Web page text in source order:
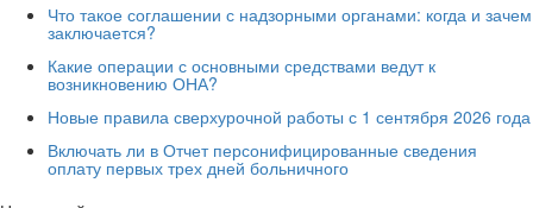
Что такое соглашении с надзорными органами: когда и зачем
заключается?
Какие операции с основными средствами ведут к
возникновению ОНА?
Новые правила сверхурочной работы с 1 сентября 2026 года
Включать ли в Отчет персонифицированные сведения
оплату первых трех дней больничного